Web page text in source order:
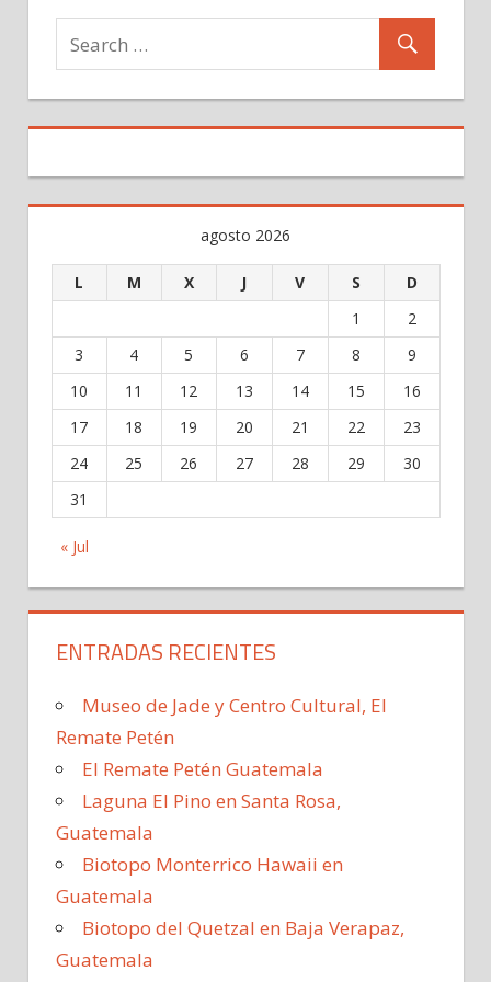
agosto 2026
L M X J V S D
« Jul
1
2
3
4 5 6 7 8
9
10
11 12 13 14 15
16
17
18 19 20 21 22
23
24
25 26 27 28 29
30
31
ENTRADAS RECIENTES
Museo de Jade y Centro Cultural, El
Remate Petén
El Remate Petén Guatemala
Laguna El Pino en Santa Rosa,
Guatemala
Biotopo Monterrico Hawaii en
Guatemala
Biotopo del Quetzal en Baja Verapaz,
Guatemala